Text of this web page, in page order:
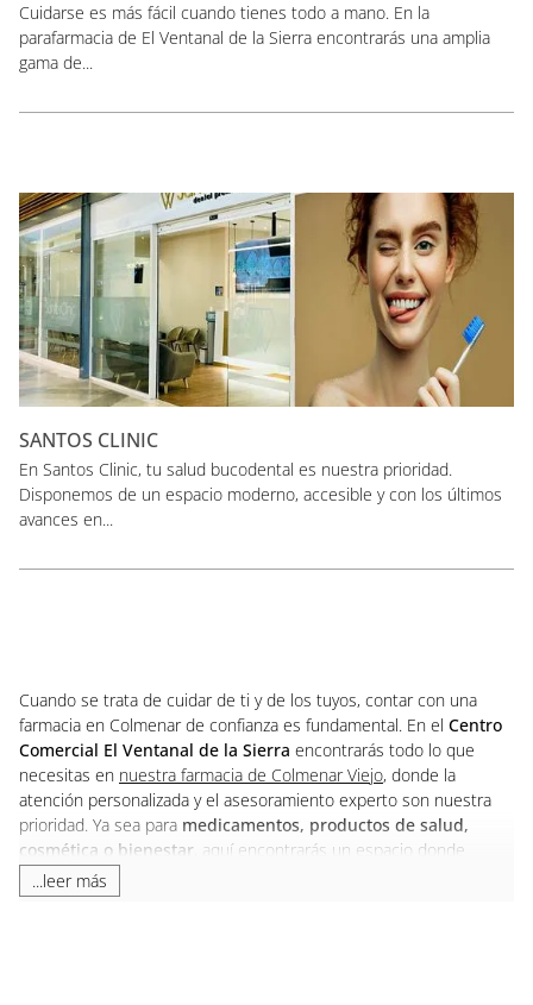
Cuidarse es más fácil cuando tienes todo a mano. En la
parafarmacia de El Ventanal de la Sierra encontrarás una amplia
gama de...
SANTOS CLINIC
En Santos Clinic, tu salud bucodental es nuestra prioridad.
Disponemos de un espacio moderno, accesible y con los últimos
avances en...
Cuando se trata de cuidar de ti y de los tuyos, contar con una
farmacia en Colmenar de confianza es fundamental. En el Centro
Comercial El Ventanal de la Sierra encontrarás todo lo que
necesitas en nuestra farmacia de Colmenar Viejo, donde la
atención personalizada y el asesoramiento experto son nuestra
prioridad. Ya sea para medicamentos, productos de salud,
cosmética o bienestar , aquí encontrarás un espacio donde
resolver todas tus dudas y necesidades de forma cercana y
profesional.
...leer más